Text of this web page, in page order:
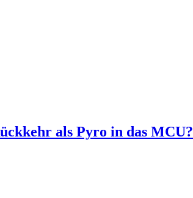
als Pyro in das MCU?